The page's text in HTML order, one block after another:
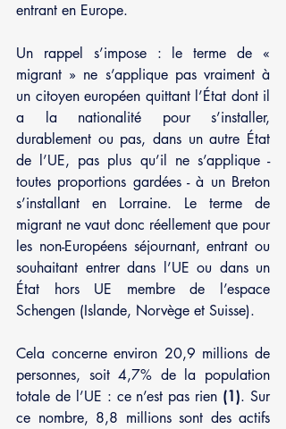
entrant en Europe.
Un rappel s’impose : le terme de «
migrant » ne s’applique pas vraiment à
un citoyen européen quittant l’État dont il
a la nationalité pour s’installer,
durablement ou pas, dans un autre État
de l’UE, pas plus qu’il ne s’applique -
toutes proportions gardées - à un Breton
s’installant en Lorraine. Le terme de
migrant ne vaut donc réellement que pour
les non-Européens séjournant, entrant ou
souhaitant entrer dans l’UE ou dans un
État hors UE membre de l’espace
Schengen (Islande, Norvège et Suisse).
Cela concerne environ 20,9 millions de
personnes, soit 4,7% de la population
totale de l’UE : ce n’est pas rien (1). Sur
ce nombre, 8,8 millions sont des actifs